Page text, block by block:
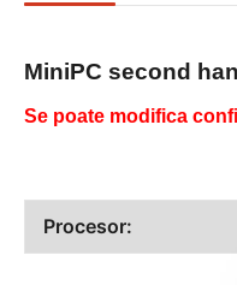
MiniPC second
Se poate modifica
Procesor: